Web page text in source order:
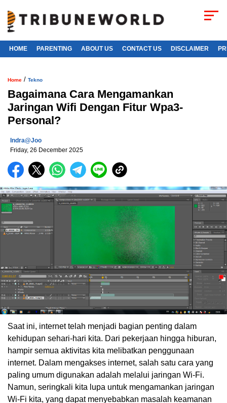
HOME PARENTING ABOUT US CONTACT US DISCLAIMER
Home / Tekno
Bagaimana Cara Mengamankan
Jaringan Wifi Dengan Fitur Wpa3-
Personal?
Indra@joo
Friday, 26 December 2025
Saat ini, internet telah menjadi bagian penting dalam
kehidupan sehari-hari kita. Dari pekerjaan hingga hiburan,
hampir semua aktivitas kita melibatkan penggunaan
internet. Dalam mengakses internet, salah satu cara yang
paling umum digunakan adalah melalui jaringan Wi-Fi.
Namun, seringkali kita lupa untuk mengamankan jaringan
Wi-Fi kita, yang dapat menyebabkan masalah keamanan